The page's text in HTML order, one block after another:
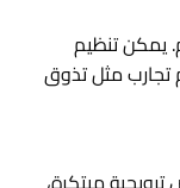
يمكن تنظيم
تجارب مثل تذوق